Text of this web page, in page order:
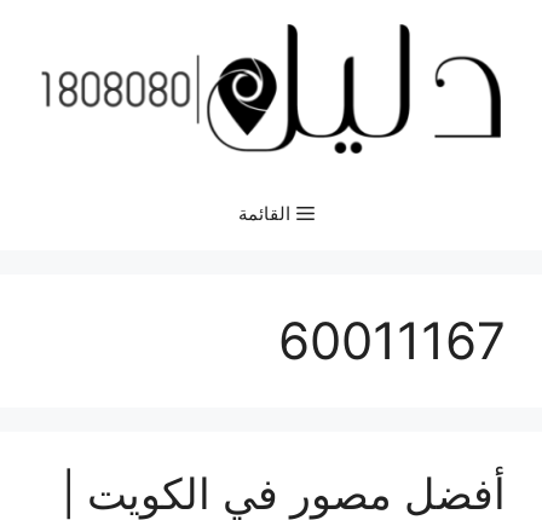
المحتوى
القائمة
60011167
أفضل مصور في الكويت |